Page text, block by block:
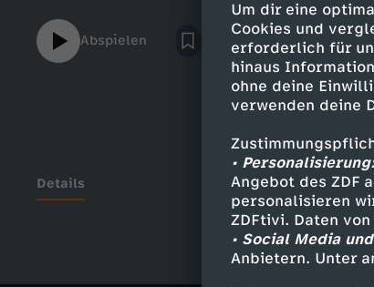
Um dir eine
Cookies und
erforderlich für
hinaus
ohne deine
verwenden deine
• Personalisierung:
Angebot des ZDF
personalisieren
ZDFtivi. Daten
• Social Media
Anbietern. Unter
Abspielen
Details